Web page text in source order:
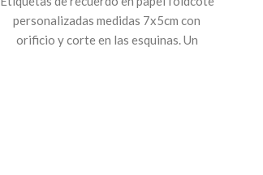
personalizadas medidas 7x5cm con
orificio y corte en las esquinas. Un